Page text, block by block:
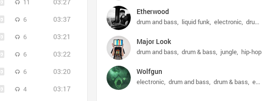
11
6
03:37
6
03:21
6
03:22
6
03:20
4
03:17
Etherwood
drum and bass liquid funk electronic drum & bass
Major Look
drum and bass drum & bass jungle hip-hop
Wolfgun
electronic drum and bass drum & bass experimental